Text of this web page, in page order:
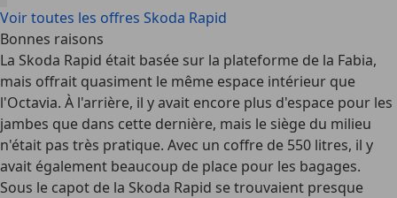
Voir toutes les offres Skoda Rapid
Bonnes raisons
La Skoda Rapid était basée sur la plateforme de la Fabia,
mais offrait quasiment le même espace intérieur que
l'Octavia. À l'arrière, il y avait encore plus d'espace pour les
jambes que dans cette dernière, mais le siège du milieu
n'était pas très pratique. Avec un coffre de 550 litres, il y
avait également beaucoup de place pour les bagages.
Sous le capot de la Skoda Rapid se trouvaient presque